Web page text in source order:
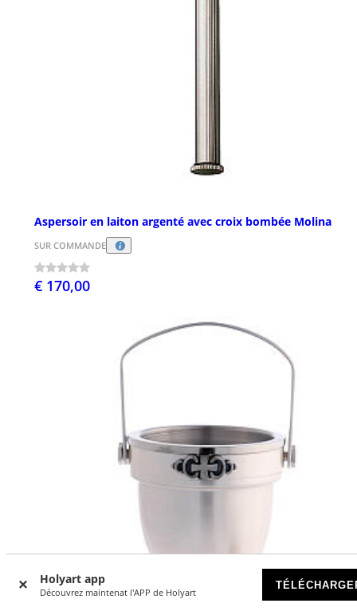
Holyart app
Découvrez maintenat l'APP de Holyart
Aspersoir en laiton argenté avec croix bombée Molina
SUR COMMANDE
€ 170,00